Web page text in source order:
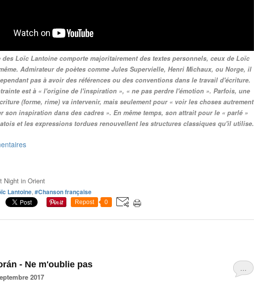
des Loïc Lantoine comporte majoritairement des textes personnels, ceux de Loïc
Admirateur de poètes comme Jules Supervielle, Henri Michaux, ou Norge, il
pas à avoir des références ou des conventions dans le travail d'écriture.
est à « l'origine de l'inspiration », « ne pas perdre l'émotion ». Parfois, une
(forme, rime) va intervenir, mais seulement pour « voir les choses autrement
son inspiration dans des cadres ». En même temps, son attrait pour le « parlé »
et les expressions tordues renouvellent les structures classiques qu'il utilise.
Night in Orient
Lantoine, #Chanson française
Repost 0
…
- Ne m'oublie pas
2017